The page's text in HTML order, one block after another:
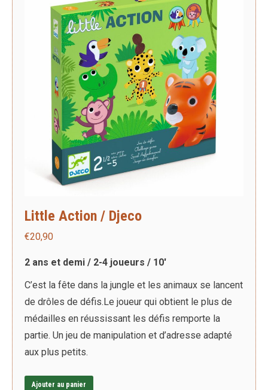
Little Action / Djeco
€20,90
2 ans et demi / 2-4 joueurs / 10′
C’est la fête dans la jungle et les animaux se lancent
de drôles de défis.Le joueur qui obtient le plus de
médailles en réussissant les défis remporte la
partie. Un jeu de manipulation et d’adresse adapté
aux plus petits.
Ajouter au panier